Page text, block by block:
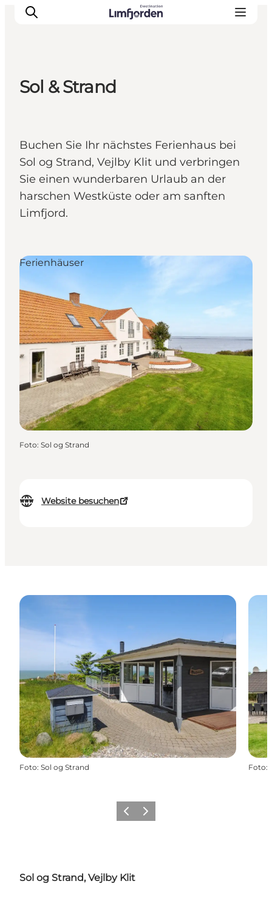
Sol & Strand
Buchen Sie Ihr nächstes Ferienhaus bei
Sol og Strand, Vejlby Klit und verbringen
Sie einen wunderbaren Urlaub an der
harschen Westküste oder am sanften
Limfjord.
Website besuchen
Ferienhäuser
Foto: Sol og Strand
Foto: Sol og Strand Foto:
Vorherige Folie
Nächste Folie
Sol og Strand, Vejlby Klit